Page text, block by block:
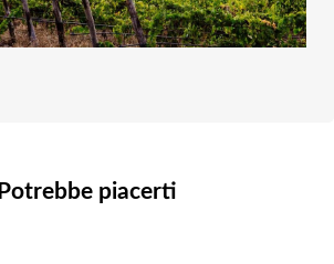
Potrebbe piacerti